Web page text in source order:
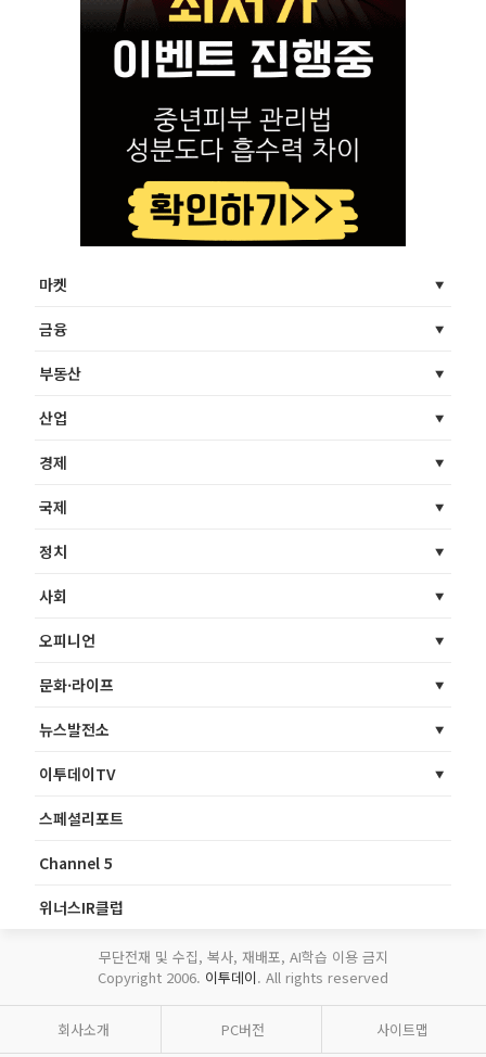
마켓
금융
부동산
산업
경제
국제
정치
사회
오피니언
문화·라이프
뉴스발전소
이투데이TV
스페셜리포트
Channel 5
위너스IR클럽
무단전재 및 수집, 복사, 재배포, AI학습 이용 금지
Copyright 2006. 이투데이. All rights reserved
회사소개 PC버전 사이트맵